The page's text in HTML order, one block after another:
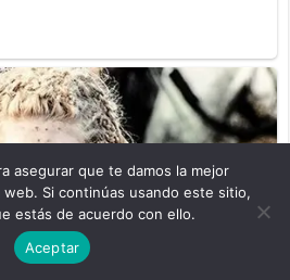
asegurar que te damos la mejor
Si continúas usando este sitio,
estás de acuerdo con ello.
Aceptar